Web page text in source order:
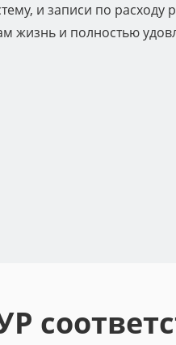
и записи по
жизнь и полностью